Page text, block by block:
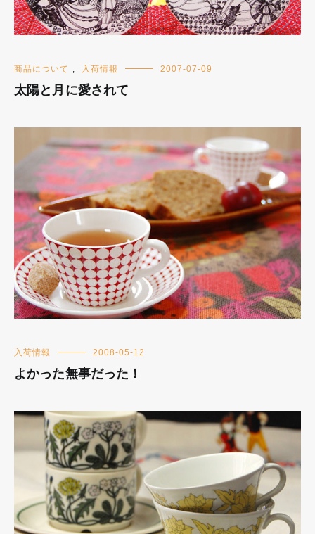
商品について 入荷情報 2007-07-09
太陽と月に愛されて
入荷情報 2008-05-12
よかった無事だった！